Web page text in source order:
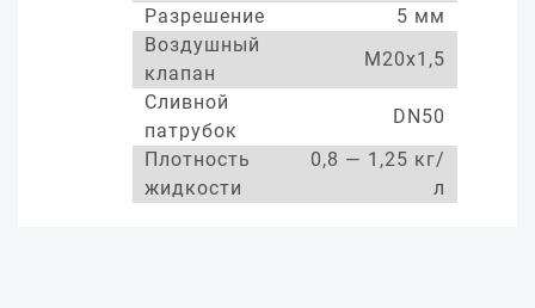
Разрешение
5 мм
Воздушный
клапан
М20х1,5
Сливной
патрубок
DN50
Плотность
жидкости
0,8 — 1,25 кг/
л